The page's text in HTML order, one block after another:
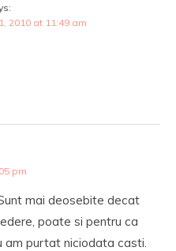
2010 at 11:49 am
pm
mai deosebite decat
poate si pentru ca
am purtat niciodata casti.